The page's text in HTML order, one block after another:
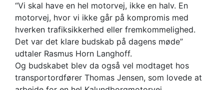
“Vi skal have en hel motorvej, ikke en halv. En
motorvej, hvor vi ikke går på kompromis med
hverken trafiksikkerhed eller fremkommelighed.
Det var det klare budskab på dagens møde”
udtaler Rasmus Horn Langhoff.
Og budskabet blev da også vel modtaget hos
transportordfører Thomas Jensen, som lovede at